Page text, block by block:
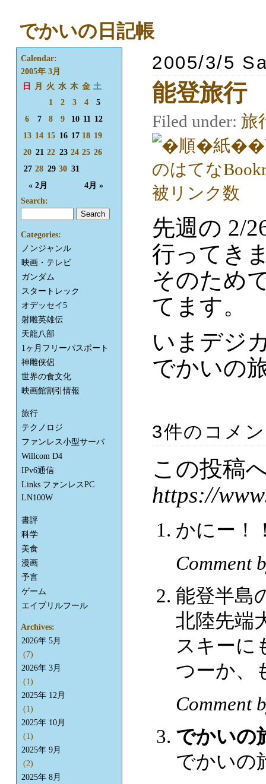
でかいの日記帳
2005/3/5
能登旅行
Filed under: 旅
先週の 2/
行ってき
そのため
てます。
いまデジ
でかいの
3件のコメ
この投稿
https://
かにー！
Comment
能登半島
北陸先端
スキーに
つーか、
Comment
でかいの
でかいの
Calendar:
2005年 3月
日
月 火 水 木 金 土
« 2月 4月 »
1 2 3 4
5
6
7 8 9 10 11
12
13 14 15 16 17 18 19
20 21 22 23 24 25 26
27 28 29 30 31
Search:
Categories:
ノンジャンル
映画・テレビ
ガンダム
スタートレック
オデッセイ5
射雕英雄伝
天龍八部
1ヶ月フリーパスポート
神雕侠侶
世界の食文化
映画館割引情報
旅行
テクノロジ
ファンレス小型サーバ
Willcom D4
IPv6通信
Links ファンレスPC
LN100W
書評
科学
美食
漫画
予言
ゲーム
エイプリルフール
Archives:
2026年 5月
(7)
2026年 3月
(1)
2025年 12月
(1)
2025年 10月
(1)
2025年 9月
(2)
2025年 8月